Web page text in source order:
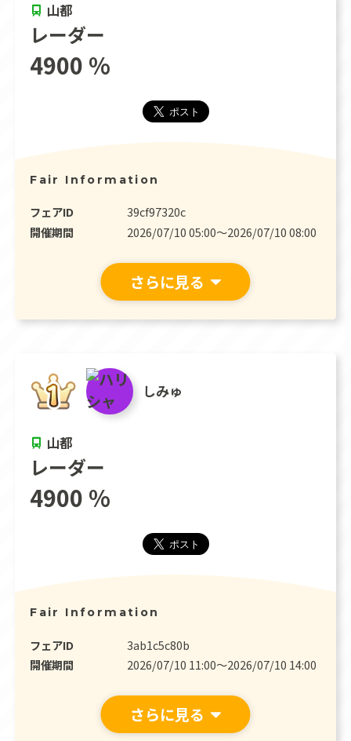
山都
レーダー
4900 %
さらに見る
Fair Information
フェアID
39cf97320c
開催期間
2026/07/10 05:00〜2026/07/10 08:00
しみゅ
山都
レーダー
4900 %
さらに見る
Fair Information
フェアID
3ab1c5c80b
開催期間
2026/07/10 11:00〜2026/07/10 14:00